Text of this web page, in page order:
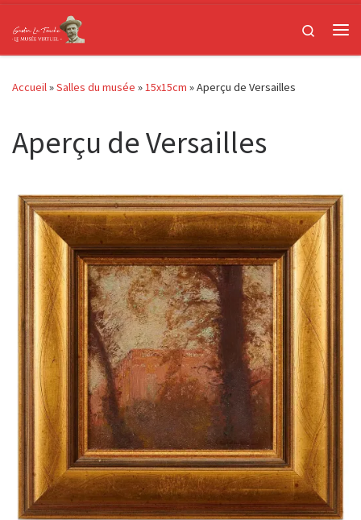
Passer au contenu
Search
Accueil»Salles du musée »15x15cm »Aperçu de Versailles
Aperçu de Versailles